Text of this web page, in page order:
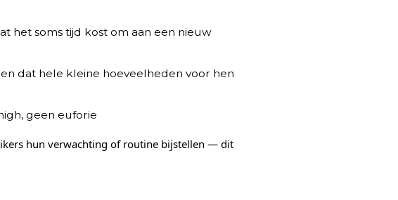
het soms tijd kost om aan een nieuw
dat hele kleine hoeveelheden voor hen
geen euforie
hun verwachting of routine bijstellen — dit